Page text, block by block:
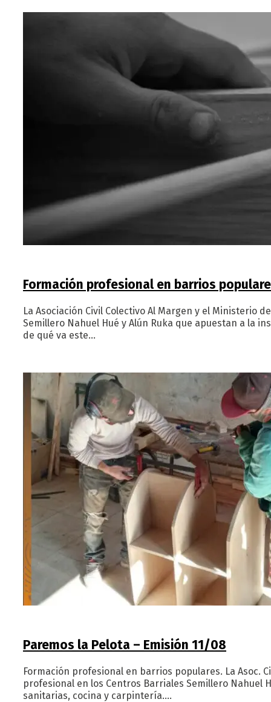
Formación profesional en barrios
La Asociación Civil Colectivo Al Margen y el
Semillero Nahuel Hué y Alún Ruka que apuestan a la
de qué va este…
Paremos la Pelota – Emisión 11/08
Formación profesional en barrios populares. La Asoc.
profesional en los Centros Barriales Semillero Nahuel
sanitarias, cocina y carpintería.…